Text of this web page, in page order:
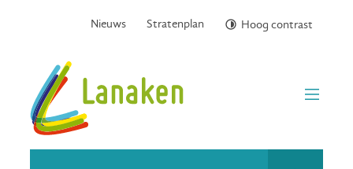
Naar inhoudNieuws Stratenplan Hoog contrast
Gemeente Lanaken menu